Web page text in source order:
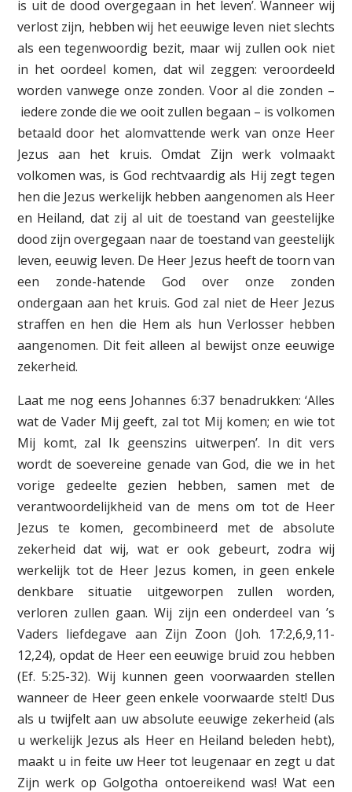
is uit de dood overgegaan in het leven’. Wanneer wij
verlost zijn, hebben wij het eeuwige leven niet slechts
als een tegenwoordig bezit, maar wij zullen ook niet
in het oordeel komen, dat wil zeggen: veroordeeld
worden vanwege onze zonden. Voor al die zonden –
iedere zonde die we ooit zullen begaan – is volkomen
betaald door het alomvattende werk van onze Heer
Jezus aan het kruis. Omdat Zijn werk volmaakt
volkomen was, is God rechtvaardig als Hij zegt tegen
hen die Jezus werkelijk hebben aangenomen als Heer
en Heiland, dat zij al uit de toestand van geestelijke
dood zijn overgegaan naar de toestand van geestelijk
leven, eeuwig leven. De Heer Jezus heeft de toorn van
een zonde-hatende God over onze zonden
ondergaan aan het kruis. God zal niet de Heer Jezus
straffen en hen die Hem als hun Verlosser hebben
aangenomen. Dit feit alleen al bewijst onze eeuwige
zekerheid.
Laat me nog eens Johannes 6:37 benadrukken: ‘Alles
wat de Vader Mij geeft, zal tot Mij komen; en wie tot
Mij komt, zal Ik geenszins uitwerpen’. In dit vers
wordt de soevereine genade van God, die we in het
vorige gedeelte gezien hebben, samen met de
verantwoordelijkheid van de mens om tot de Heer
Jezus te komen, gecombineerd met de absolute
zekerheid dat wij, wat er ook gebeurt, zodra wij
werkelijk tot de Heer Jezus komen, in geen enkele
denkbare situatie uitgeworpen zullen worden,
verloren zullen gaan. Wij zijn een onderdeel van ’s
Vaders liefdegave aan Zijn Zoon (Joh. 17:2,6,9,11-
12,24), opdat de Heer een eeuwige bruid zou hebben
(Ef. 5:25-32). Wij kunnen geen voorwaarden stellen
wanneer de Heer geen enkele voorwaarde stelt! Dus
als u twijfelt aan uw absolute eeuwige zekerheid (als
u werkelijk Jezus als Heer en Heiland beleden hebt),
maakt u in feite uw Heer tot leugenaar en zegt u dat
Zijn werk op Golgotha ontoereikend was! Wat een